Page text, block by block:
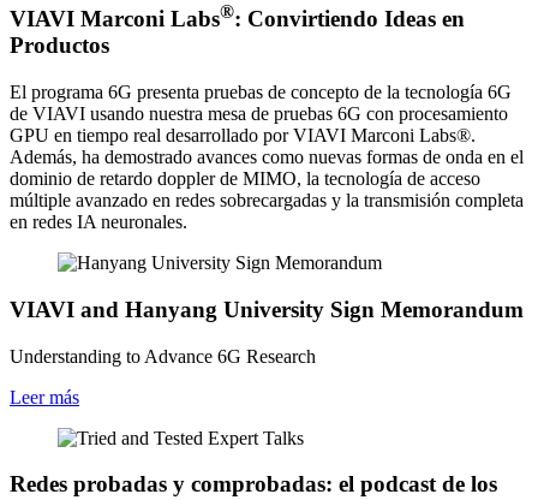
VIAVI Marconi Labs®: Convirtiendo Ideas en
Productos
El programa 6G presenta pruebas de concepto de la tecnología 6G
de VIAVI usando nuestra mesa de pruebas 6G con procesamiento
GPU en tiempo real desarrollado por VIAVI Marconi Labs®.
Además, ha demostrado avances como nuevas formas de onda en el
dominio de retardo doppler de MIMO, la tecnología de acceso
múltiple avanzado en redes sobrecargadas y la transmisión completa
en redes IA neuronales.
VIAVI and Hanyang University Sign Memorandum
Understanding to Advance 6G Research
Leer más
Redes probadas y comprobadas: el podcast de los